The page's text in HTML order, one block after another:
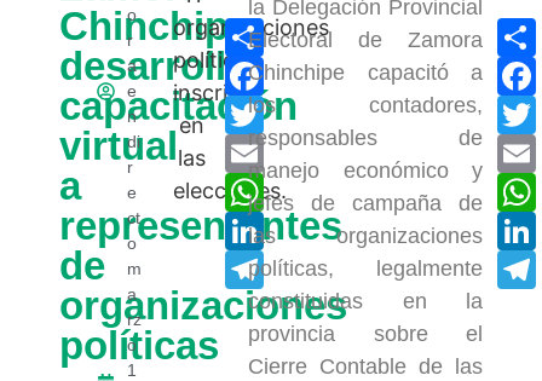
Chinchipe
desarrolló
capacitación
virtual
a
representantes
de
organizaciones
políticas
o
r
a
e
n
di
r
e
ct
o
m
a
rz
o
1
Compartir
Facebook
Twitter
Email
WhatsApp
LinkedIn
Telegram
la Delegación Provincial
Electoral de Zamora
Chinchipe capacitó a
los contadores,
responsables de
manejo económico y
jefes de campaña de
las organizaciones
políticas, legalmente
constituidas en la
provincia sobre el
Cierre Contable de las